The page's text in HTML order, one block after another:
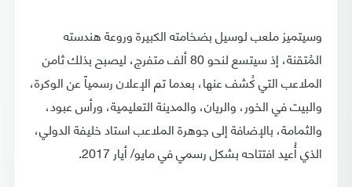
وسيتميز ملعب لوسيل بضخامته الكبيرة وروعة هندسته
المُتقنة، إذ سيتسع لنحو 80 ألف متفرج، ليصبح بذلك ثامن
الملاعب التي كُشف عنها، بعدما تم الإعلان رسمياً عن الوكرة،
والبيت في الخور، والريان، والمدينة التعليمية، ورأس عبود،
والثمامة، بالإضافة إلى جوهرة الملاعب استاد خليفة الدولي،
الذي أُعيد افتتاحه بشكل رسمي في مايو/ أيار 2017.